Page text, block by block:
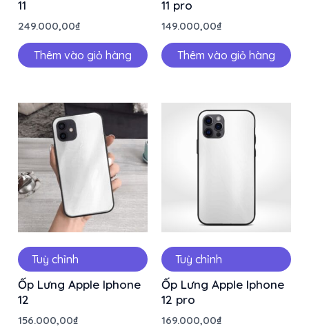
11
249.000,00₫
Thêm vào giỏ hàng
11 pro
149.000,00₫
Thêm vào giỏ hàng
Tuỳ chỉnh
Ốp Lưng Apple Iphone
12
156.000,00₫
Tuỳ chỉnh
Ốp Lưng Apple Iphone
12 pro
169.000,00₫